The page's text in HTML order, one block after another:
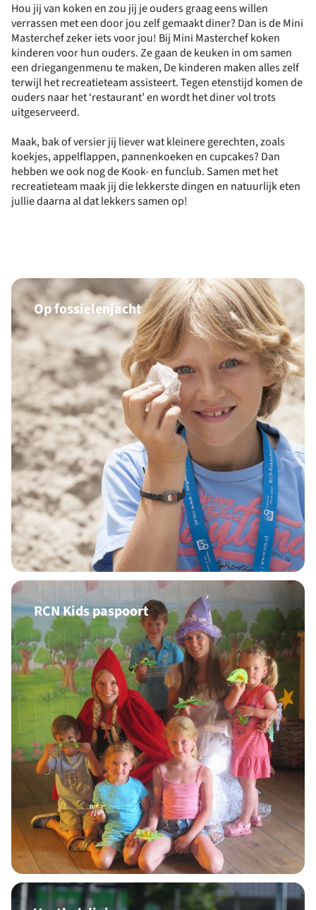
Hou jij van koken en zou jij je ouders graag eens willen
verrassen met een door jou zelf gemaakt diner? Dan is de Mini
Masterchef zeker iets voor jou! Bij Mini Masterchef koken
kinderen voor hun ouders. Ze gaan de keuken in om samen
een driegangenmenu te maken, De kinderen maken alles zelf
terwijl het recreatieteam assisteert. Tegen etenstijd komen de
ouders naar het ‘restaurant’ en wordt het diner vol trots
uitgeserveerd.
Maak, bak of versier jij liever wat kleinere gerechten, zoals
koekjes, appelflappen, pannenkoeken en cupcakes? Dan
hebben we ook nog de Kook- en funclub. Samen met het
recreatieteam maak jij die lekkerste dingen en natuurlijk eten
jullie daarna al dat lekkers samen op!
Op fossielenjacht
RCN Kids paspoort